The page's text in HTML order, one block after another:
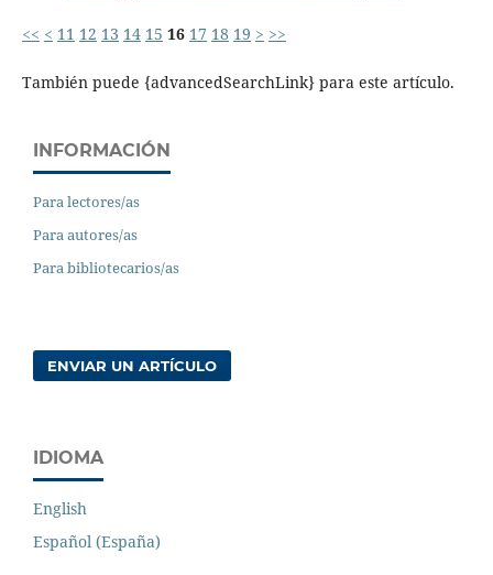
<< < 11 12 13 14 15 16 17 18 19 > >>
También puede {advancedSearchLink} para este artículo.
INFORMACIÓN
Para lectores/as
Para autores/as
Para bibliotecarios/as
ENVIAR UN ARTÍCULO
IDIOMA
English
Español (España)